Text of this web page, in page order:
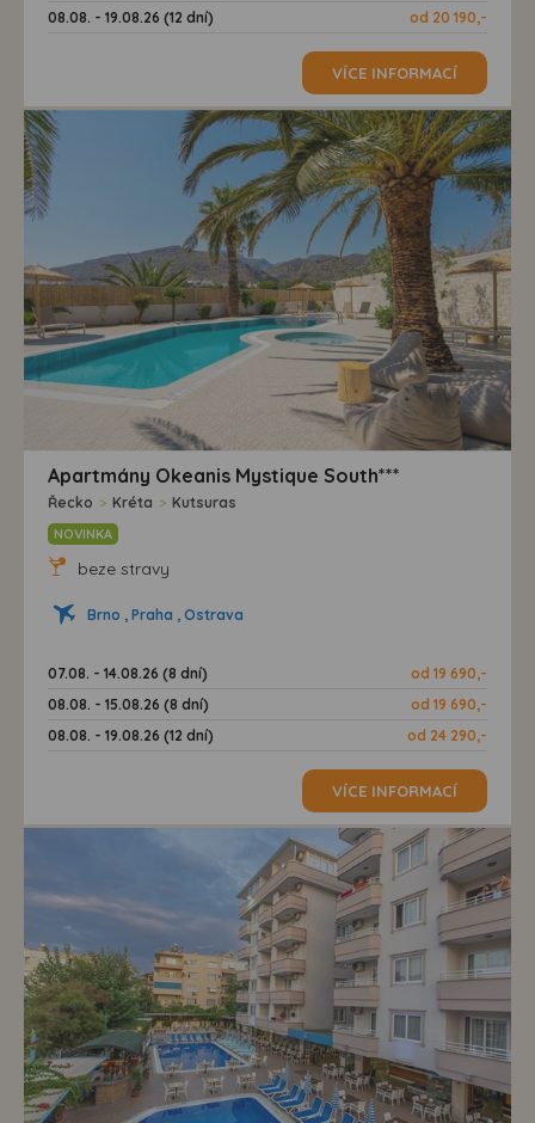
08.08. - 19.08.26 (12 dní)
od 20 190,-
VÍCE INFORMACÍ
Apartmány Okeanis Mystique South***
Řecko > Kréta > Kutsuras
NOVINKA
beze stravy
Brno , Praha , Ostrava
07.08. - 14.08.26 (8 dní)
od 19 690,-
08.08. - 15.08.26 (8 dní)
od 19 690,-
08.08. - 19.08.26 (12 dní)
od 24 290,-
VÍCE INFORMACÍ